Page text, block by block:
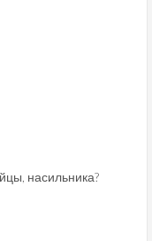
насильника?